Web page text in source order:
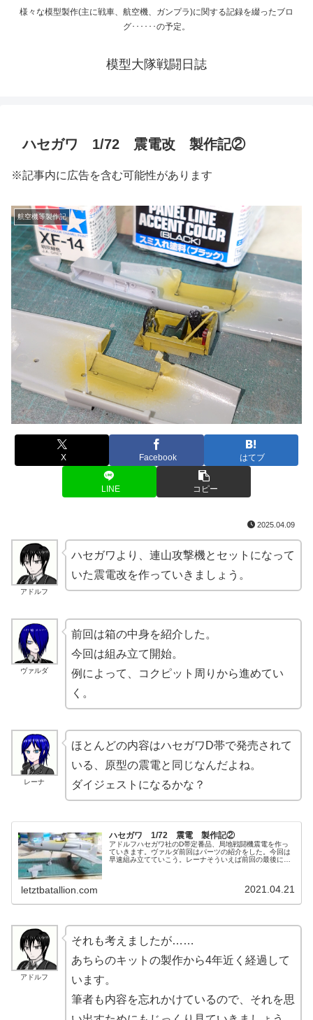
様々な模型製作(主に戦車、航空機、ガンプラ)に関する記録を綴ったブロ
グ･･････の予定。
模型大隊戦闘日誌
ハセガワ 1/72 震電改 製作記②
※記事内に広告を含む可能性があります
航空機等製作記
X Facebook はてブ
LINE コピー
2025.04.09
アドルフ
ハセガワより、連山攻撃機とセットになって
いた震電改を作っていきましょう。
ヴァルダ
前回は箱の中身を紹介した。
今回は組み立て開始。
例によって、コクピット周りから進めてい
く。
レーナ
ほとんどの内容はハセガワD帯で発売されて
いる、原型の震電と同じなんだよね。
ダイジェストになるかな？
ハセガワ 1/72 震電 製作記②
アドルフハセガワ社のD帯定番品、局地戦闘機震電を作っ
ていきます。ヴァルダ前回はパーツの紹介をした。今回は
早速組み立てていこう。レーナそういえば前回の最後にな
letztbatallion.com 2021.04.21
アドルフ
それも考えましたが……
あちらのキットの製作から4年近く経過して
います。
筆者も内容を忘れかけているので、それを思